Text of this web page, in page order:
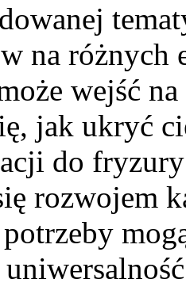
na różnych
wejść
jak ukryć
do
rozwojem